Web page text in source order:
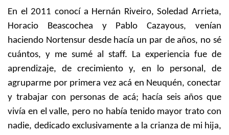
En el 2011 conocí a Hernán Riveiro, Soledad Arrieta,
Horacio Beascochea y Pablo Cazayous, venían
haciendo Nortensur desde hacía un par de años, no sé
cuántos, y me sumé al staff. La experiencia fue de
aprendizaje, de crecimiento y, en lo personal, de
agruparme por primera vez acá en Neuquén, conectar
y trabajar con personas de acá; hacía seis años que
vivía en el valle, pero no había tenido mayor trato con
nadie, dedicado exclusivamente a la crianza de mi hija,